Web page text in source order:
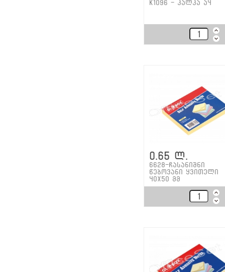
K1096 - კალკა ა4
0.65 ლ.
6628-ჩასანიშნი
წებოვანი ყვითელი
40x50 მმ